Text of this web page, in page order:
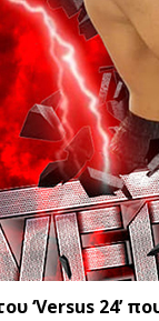
‘Versus 24’